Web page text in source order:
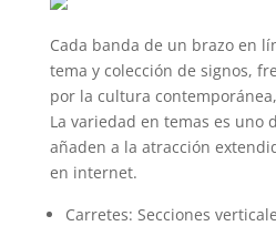
Cada banda de un brazo en
tema y colección de signos,
por la cultura
La variedad en temas es uno
añaden a la atracción
en internet.
Carretes: Secciones